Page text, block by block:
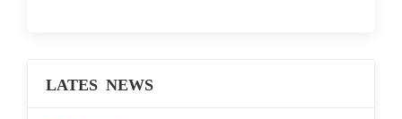
LATES NEWS